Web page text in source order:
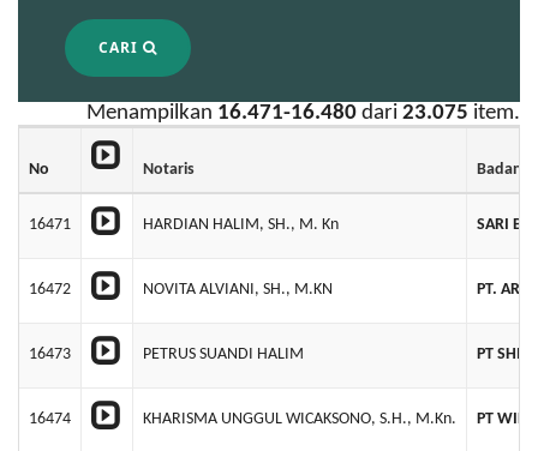
CARI
Menampilkan 16.471-16.480 dari 23.075 item.
No Notaris Badan
16471 HARDIAN HALIM, SH., M. Kn SARI
16472 NOVITA ALVIANI, SH., M.KN PT.
16473 PETRUS SUANDI HALIM PT SHIN
16474 KHARISMA UNGGUL WICAKSONO, S.H., M.Kn. PT